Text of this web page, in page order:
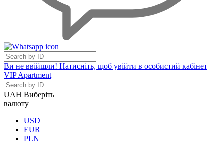
Ви не ввійшли! Натисніть, щоб увійти в особистий кабінет
VIP Apartment
UAH Виберіть
валюту
USD
EUR
PLN